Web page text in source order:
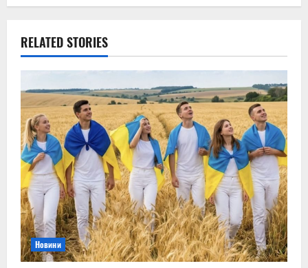
v
i
g
a
t
i
o
n
RELATED STORIES
Новини